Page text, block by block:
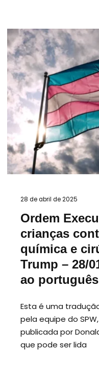
28 de abril de 2025
Ordem
crianças
química e
Trump – 28/
ao português
Esta é uma
pela equipe do
publicada por
que pode ser lida